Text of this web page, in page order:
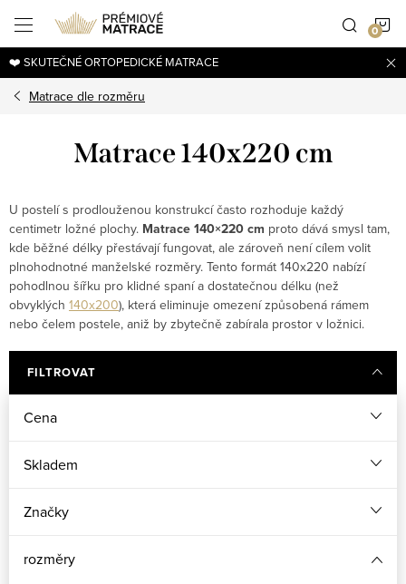
obsah
❤️ SKUTEČNÉ ORTOPEDICKÉ MATRACE
Matrace dle rozměru
Matrace 140x220 cm
U postelí s prodlouženou konstrukcí často rozhoduje každý
centimetr ložné plochy. Matrace 140×220 cm proto dává smysl tam,
kde běžné délky přestávají fungovat, ale zároveň není cílem volit
plnohodnotné manželské rozměry. Tento formát 140x220 nabízí
pohodlnou šířku pro klidné spaní a dostatečnou délku (než
obvyklých 140x200), která eliminuje omezení způsobená rámem
nebo čelem postele, aniž by zbytečně zabírala prostor v ložnici.
FILTROVAT
Cena
Skladem
Značky
rozměry